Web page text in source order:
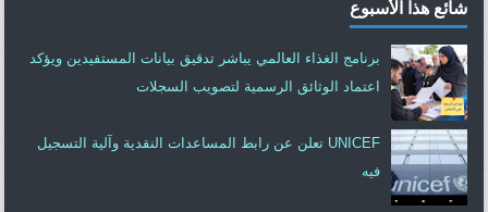
شائع هذا الأسبوع
برنامج الغذاء العالمي يباشر تدقيق بيانات المستفيدين ويؤكد
اعتماد الوثائق الرسمية لتصويب السجلات
UNICEF تعلن عن رابط المساعدات النقدية وآلية التسجيل
فيه